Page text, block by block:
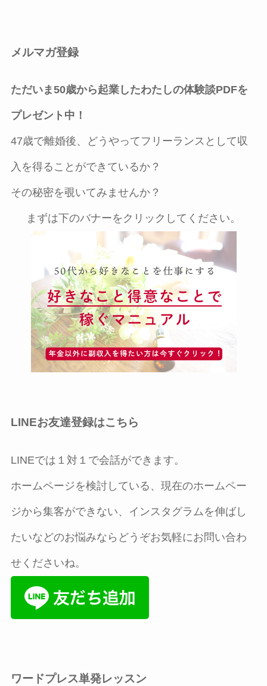
メルマガ登録
ただいま50歳から起業したわたしの体験談PDFを
プレゼント中！
47歳で離婚後、どうやってフリーランスとして収
入を得ることができているか？
その秘密を覗いてみませんか？
まずは下のバナーをクリックしてください。
LINEお友達登録はこちら
LINEでは１対１で会話ができます。
ホームページを検討している、現在のホームペー
ジから集客ができない、インスタグラムを伸ばし
たいなどのお悩みならどうぞお気軽にお問い合わ
せくださいね。
ワードプレス単発レッスン